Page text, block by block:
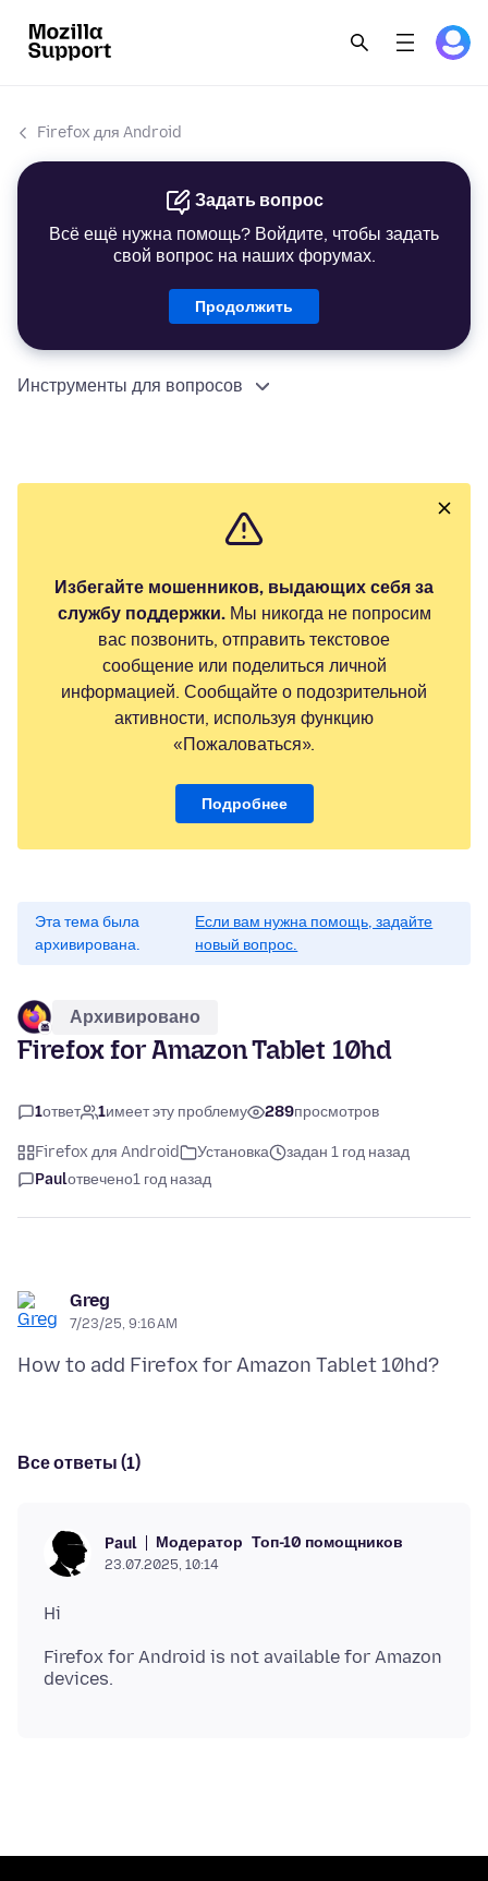
Firefox для Android
Задать вопрос
Всё ещё нужна помощь? Войдите, чтобы задать
свой вопрос на наших форумах.
Продолжить
Инструменты для вопросов
Избегайте мошенников, выдающих себя за
службу поддержки.Мы никогда не попросим
вас позвонить, отправить текстовое
сообщение или поделиться личной
информацией. Сообщайте о подозрительной
активности, используя функцию
«Пожаловаться».
Подробнее
Эта тема была
архивирована.
Если вам нужна помощь, задайте
новый вопрос.
Архивировано
Firefox for Amazon Tablet 10hd
1ответ 1имеет эту проблему 289просмотров
Firefox для Android Установка
задан 1 год назад
Paulотвечено1 год назад
Greg
7/23/25, 9:16 AM
Все ответы (1)
Paul Модератор Топ-10 помощников
23.07.2025, 10:14
Firefox for Android is not available for Amazon